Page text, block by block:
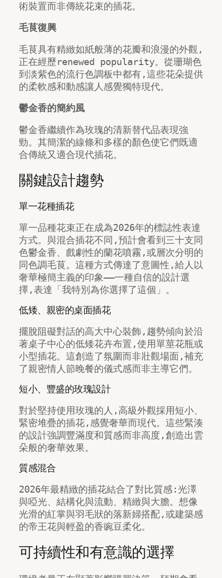
術裝置而非傳統花束的插花。
毛茛復興
毛茛具有精緻如紙般薄的花瓣和浪漫的外觀,
正在經歷renewed popularity。從珊瑚色
到淡紫色的流行色調板中都有,這些花朵提供
的柔軟感和動感讓人感覺獨特現代。
鬱金香的簡約風
鬱金香繼續作為玫瑰的清新替代品表現強
勁。其簡潔的線條和多樣的顏色使它們既適
合傳統又適合現代插花。
關鍵設計趨勢
單一花種插花
單一品種花束正在成為2026年的標誌性表達
方式。與混合插花不同,預計會看到三十支同
色鬱金香、戲劇性的蘭花噴霧,或層次分明的
同色調毛茛。這種方式傳達了意圖性,給人以
奢華極簡主義的印象——一種自信的設計選
擇,表達「我特別為你選擇了這個」。
低矮、親密的桌面插花
擺脫阻礙對話的高大中心裝飾,趨勢傾向於沿
著桌子中心的低矮花卉布置,使用單莖花瓶或
小型插花。這創造了氛圍而非壯觀場面,補充
了親密情人節晚餐的儀式感而非主導它們。
短小、豐盛的玫瑰設計
對於堅持使用玫瑰的人,高級外觀採用短小、
緊密堆疊的插花,感覺奢華而現代。這些緊湊
的設計強調豐滿度和質感而非高度,創造出雲
朵般的奢華效果。
質感混合
2026年最精緻的插花結合了對比質感:光澤
與啞光、結構化與流動、精緻與大膽。想像
光滑的紅掌與羽毛狀的落新婦搭配,或建築感
的帝王花與輕盈的香豌豆柔化。
可持續性和有意識的選擇